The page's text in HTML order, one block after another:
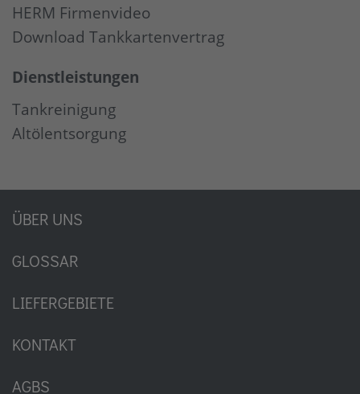
HERM Firmenvideo
Download Tankkartenvertrag
Dienstleistungen
Tankreinigung
Altölentsorgung
ÜBER UNS
GLOSSAR
LIEFERGEBIETE
KONTAKT
AGBS